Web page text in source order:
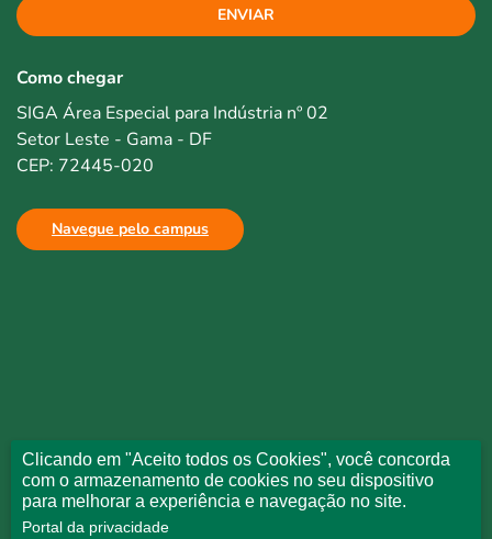
ENVIAR
Como chegar
SIGA Área Especial para Indústria nº 02
Setor Leste - Gama - DF
CEP: 72445-020
Navegue pelo campus
Clicando em "Aceito todos os Cookies", você concorda
com o armazenamento de cookies no seu dispositivo
para melhorar a experiência e navegação no site.
Portal da privacidade